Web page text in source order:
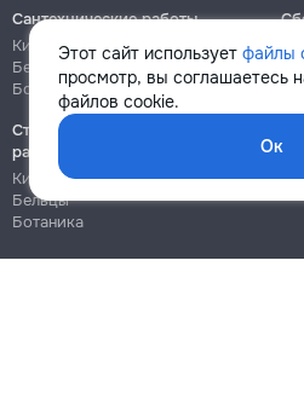
Этот сайт использует файлы
просмотр, вы соглашаетесь
файлов cookie.
Ок
Сантехнические работы
Кишинёв
Бельцы
Ботаника
Строительно-монтажные
работы
Кишинёв
Бельцы
Ботаника